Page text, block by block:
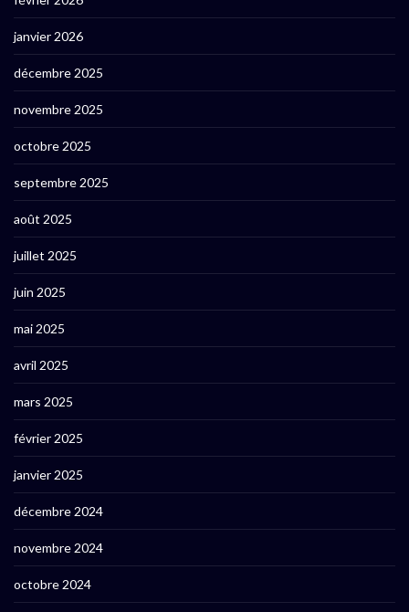
janvier 2026
décembre 2025
novembre 2025
octobre 2025
septembre 2025
août 2025
juillet 2025
juin 2025
mai 2025
avril 2025
mars 2025
février 2025
janvier 2025
décembre 2024
novembre 2024
octobre 2024